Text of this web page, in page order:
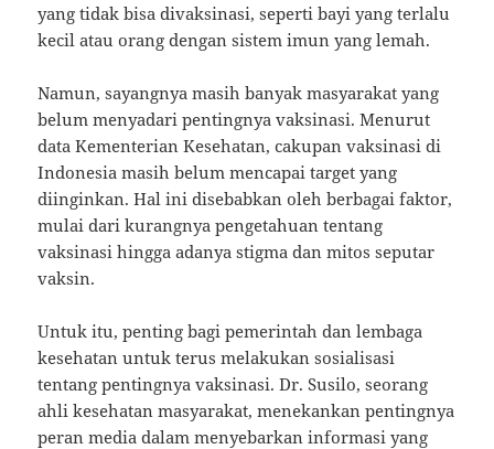
yang tidak bisa divaksinasi, seperti bayi yang terlalu
kecil atau orang dengan sistem imun yang lemah.
Namun, sayangnya masih banyak masyarakat yang
belum menyadari pentingnya vaksinasi. Menurut
data Kementerian Kesehatan, cakupan vaksinasi di
Indonesia masih belum mencapai target yang
diinginkan. Hal ini disebabkan oleh berbagai faktor,
mulai dari kurangnya pengetahuan tentang
vaksinasi hingga adanya stigma dan mitos seputar
vaksin.
Untuk itu, penting bagi pemerintah dan lembaga
kesehatan untuk terus melakukan sosialisasi
tentang pentingnya vaksinasi. Dr. Susilo, seorang
ahli kesehatan masyarakat, menekankan pentingnya
peran media dalam menyebarkan informasi yang